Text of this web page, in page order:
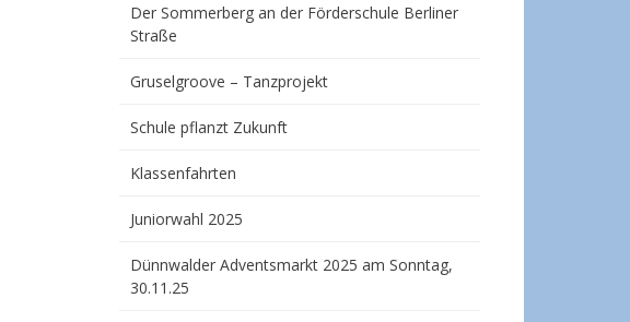
Der Sommerberg an der Förderschule Berliner
Straße
Gruselgroove – Tanzprojekt
Schule pflanzt Zukunft
Klassenfahrten
Juniorwahl 2025
Dünnwalder Adventsmarkt 2025 am Sonntag,
30.11.25